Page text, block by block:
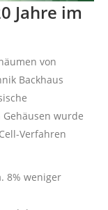
Jahre im
von
Backhaus
wurde
Verfahren
8% weniger